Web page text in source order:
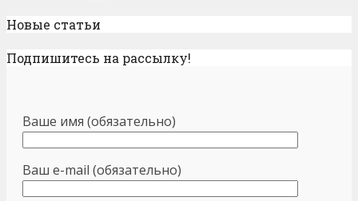
Новые статьи
Подпишитесь на рассылку!
Ваше имя (обязательно)
Ваш e-mail (обязательно)